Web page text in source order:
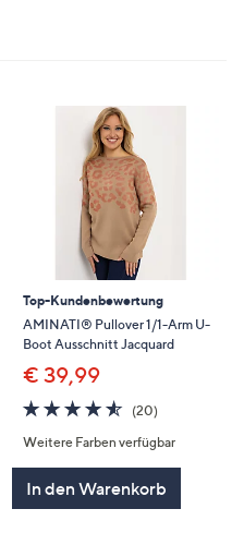
Top-Kundenbewertung
AMINATI® Pullover 1/1-Arm U-
Boot Ausschnitt Jacquard
€ 39,99
4.5
von
5
(20)20
Weitere Farben verfügbar
In den Warenkorb